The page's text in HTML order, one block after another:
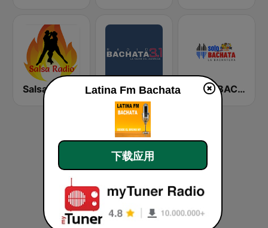
Salsa Radio Bachata 3.1 SOLO BACHATA
Latina Fm Bachata
下载应用